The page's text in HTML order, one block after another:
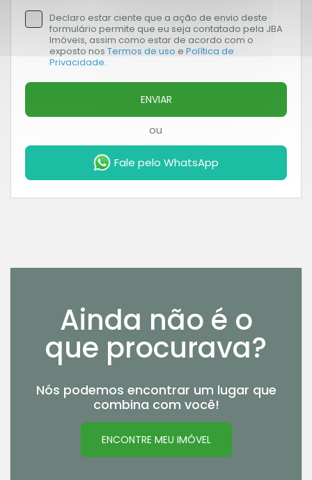
Declaro estar ciente que a ação de envio deste
formulário permite que eu seja contatado pela JBA
Imóveis, assim como estar de acordo com o
exposto nos Termos de uso e Política de
Privacidade.
ENVIAR
ou
Fale pelo WhatsApp
Ainda não é o
que procurava?
Nós podemos encontrar um lugar que
combina com você!
ENCONTRE MEU IMÓVEL